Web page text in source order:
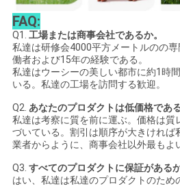
FAQ:
Q1. 工場または商事会社であるか。
私達は研修会4000平方メートルのの
働者および15年の経験である。
私達はウーシーの美しい都市に約1時
いる。私達の工場を訪問する歓迎。
Q2. あなたのプロダクトは低価格である
私達は考察に質を前に運ぶ。価格は質
づいている。割引は順序が大きければ
業者からように、商事会社以外最もよ
Q3. すべてのプロダクトに保証があるか
はい、私達は私達のプロダクトのため